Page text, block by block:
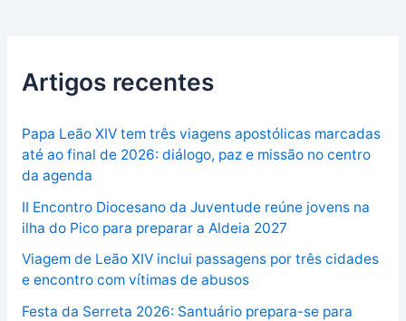
Artigos recentes
Papa Leão XIV tem três viagens apostólicas marcadas
até ao final de 2026: diálogo, paz e missão no centro
da agenda
II Encontro Diocesano da Juventude reúne jovens na
ilha do Pico para preparar a Aldeia 2027
Viagem de Leão XIV inclui passagens por três cidades
e encontro com vítimas de abusos
Festa da Serreta 2026: Santuário prepara-se para